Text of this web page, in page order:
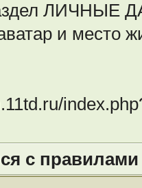
ЛИЧНЫЕ
и место
с